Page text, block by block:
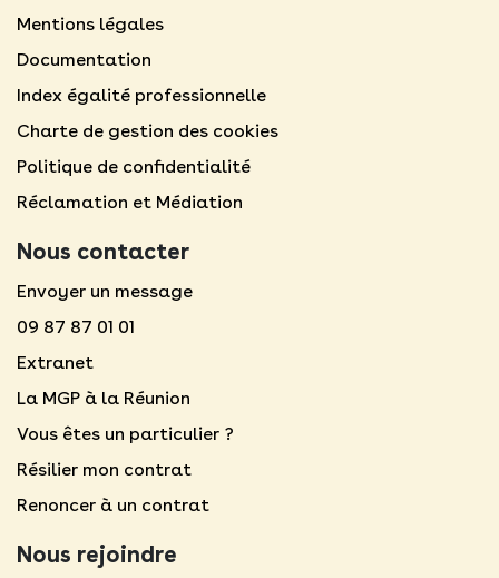
Mentions légales​
Documentation
Index égalité professionnelle
Charte de gestion des cookies
Politique de confidentialité
Réclamation et Médiation
Nous contacter
Envoyer un message
09 87 87 01 01
Extranet
La MGP à la Réunion
Vous êtes un particulier ?
Résilier mon contrat
Renoncer à un contrat
Nous rejoindre